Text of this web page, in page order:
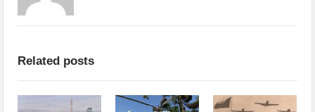
Related posts